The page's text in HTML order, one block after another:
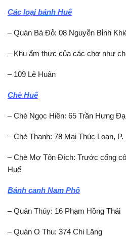
Các loại bánh Huế
– Quán Bà Đỏ: 08 Nguyễn Bỉnh
– Khu ẩm thực của các chợ như
– 109 Lê Huân
Chè Huế
– Chè Ngọc Hiền: 65 Trần Hưng
– Chè Thanh: 78 Mai Thúc Loan,
– Chè Mợ Tôn Đích: Trước cổng
Huế
Bánh canh Nam Phố
– Quán Thúy: 16 Phạm Hồng Thái
– Quán O Thu: 374 Chi Lăng